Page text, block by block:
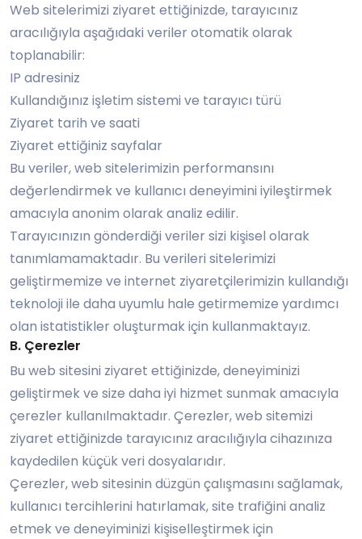
Web sitelerimizi ziyaret ettiğinizde, tarayıcınız
aracılığıyla aşağıdaki veriler otomatik olarak
toplanabilir:
IP adresiniz
Kullandığınız işletim sistemi ve tarayıcı türü
Ziyaret tarih ve saati
Ziyaret ettiğiniz sayfalar
Bu veriler, web sitelerimizin performansını
değerlendirmek ve kullanıcı deneyimini iyileştirmek
amacıyla anonim olarak analiz edilir.
Tarayıcınızın gönderdiği veriler sizi kişisel olarak
tanımlamamaktadır. Bu verileri sitelerimizi
geliştirmemize ve internet ziyaretçilerimizin kullandığı
teknoloji ile daha uyumlu hale getirmemize yardımcı
olan istatistikler oluşturmak için kullanmaktayız.
B. Çerezler
Bu web sitesini ziyaret ettiğinizde, deneyiminizi
geliştirmek ve size daha iyi hizmet sunmak amacıyla
çerezler kullanılmaktadır. Çerezler, web sitemizi
ziyaret ettiğinizde tarayıcınız aracılığıyla cihazınıza
kaydedilen küçük veri dosyalarıdır.
Çerezler, web sitesinin düzgün çalışmasını sağlamak,
kullanıcı tercihlerini hatırlamak, site trafiğini analiz
etmek ve deneyiminizi kişiselleştirmek için